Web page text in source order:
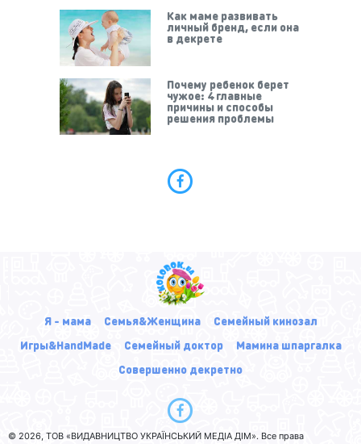
Как маме развивать
личный бренд, если она
в декрете
Почему ребенок берет
чужое: 4 главные
причины и способы
решения проблемы
Я - мама Семья&Женщина
Семейный кинозал
Игры&HandMade
Семейный доктор
Мамина шпаргалка
Совершенно декретно
© 2026, ТОВ «ВИДАВНИЦТВО УКРАЇНСЬКИЙ МЕДІА ДІМ». Все права